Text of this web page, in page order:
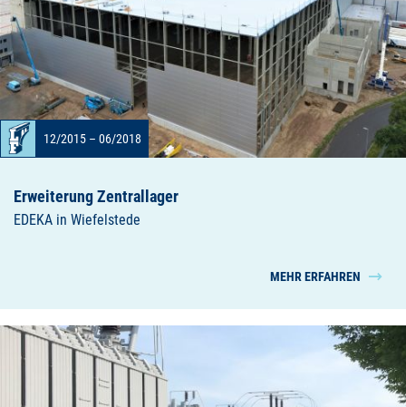
12/2015 – 06/2018
Erweiterung Zentrallager
EDEKA in Wiefelstede
MEHR ERFAHREN